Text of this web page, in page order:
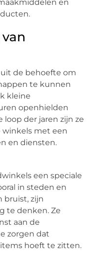
en
de behoefte om
te kunnen
kleine
openhielden
loop der jaren zijn ze
met een
en diensten.
een speciale
in steden en
bruist, zijn
te denken. Ze
aan de
zorgen dat
hoeft te zitten.